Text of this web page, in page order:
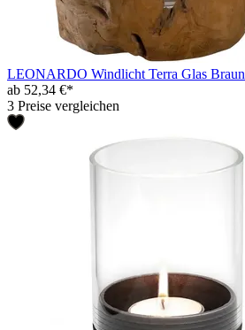
LEONARDO Windlicht Terra Glas Braun
ab 52,34 €*
3 Preise vergleichen